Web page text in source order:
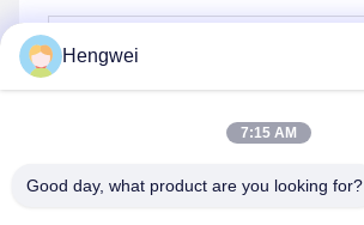
পাঠান
Hengwei
7:15 AM
Good day, what product are you looking for?